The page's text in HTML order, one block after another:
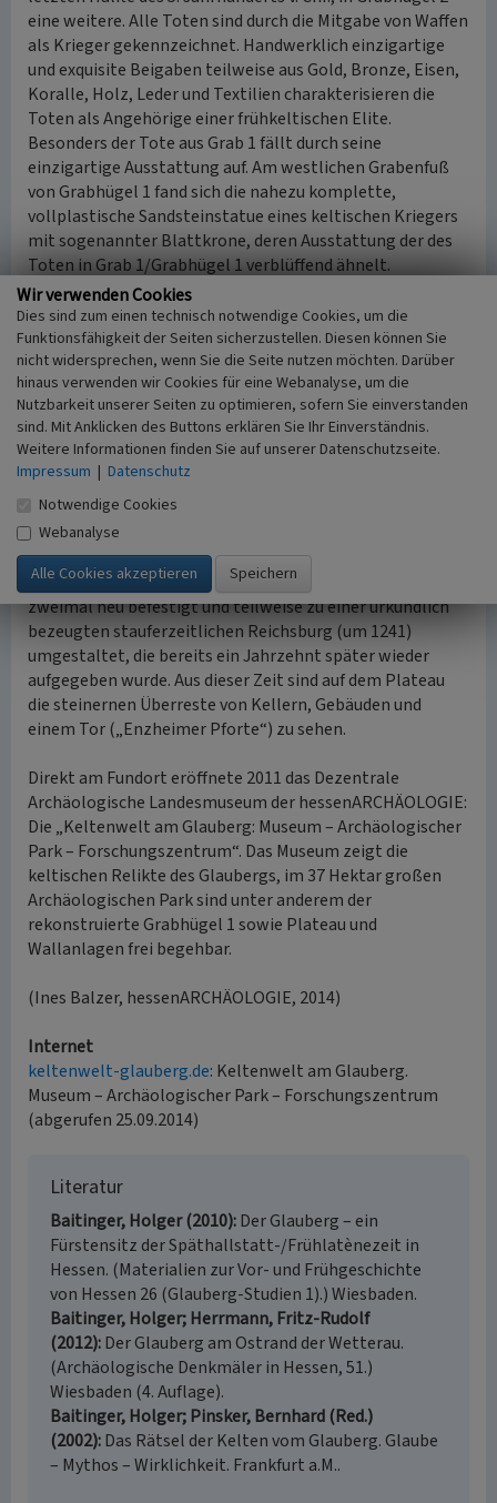
eine weitere. Alle Toten sind durch die Mitgabe von Waffen
als Krieger gekennzeichnet. Handwerklich einzigartige
und exquisite Beigaben teilweise aus Gold, Bronze, Eisen,
Koralle, Holz, Leder und Textilien charakterisieren die
Toten als Angehörige einer frühkeltischen Elite.
Besonders der Tote aus Grab 1 fällt durch seine
einzigartige Ausstattung auf. Am westlichen Grabenfuß
von Grabhügel 1 fand sich die nahezu komplette,
vollplastische Sandsteinstatue eines keltischen Kriegers
mit sogenannter Blattkrone, deren Ausstattung der des
Toten in Grab 1/Grabhügel 1 verblüffend ähnelt.
Fragmente von drei weiteren Statuen wurden ebenfalls in
diesem Bereich gefunden.
4. Nachrömische Zeit
Im 3./4. Jahrhundert v. Chr. scheint die keltische
Besiedlung auszulaufen. Erst wieder ab dem 4.
Jahrhundert n. Chr. sind vom außerhalb des Limes
liegenden Glauberg Siedlungsspuren bekannt.
Qualitätvolle Funde zeigen, dass der Glauberg im 4./5.
Jahrhundert vermutlich Sitz eines alamannischen
Kleinkönigs war. Funde aus dem 7./8. Jahrhundert
sprechen für eine erneute Besiedlung mit neuer
Befestigung. Im Hochmittelalter wurde der ganze Berg
zweimal neu befestigt und teilweise zu einer urkundlich
bezeugten stauferzeitlichen Reichsburg (um 1241)
umgestaltet, die bereits ein Jahrzehnt später wieder
aufgegeben wurde. Aus dieser Zeit sind auf dem Plateau
die steinernen Überreste von Kellern, Gebäuden und
einem Tor („Enzheimer Pforte“) zu sehen.
Direkt am Fundort eröffnete 2011 das Dezentrale
Archäologische Landesmuseum der hessenARCHÄOLOGIE:
Die „Keltenwelt am Glauberg: Museum – Archäologischer
Park – Forschungszentrum“. Das Museum zeigt die
keltischen Relikte des Glaubergs, im 37 Hektar großen
Archäologischen Park sind unter anderem der
rekonstruierte Grabhügel 1 sowie Plateau und
Wallanlagen frei begehbar.
(Ines Balzer, hessenARCHÄOLOGIE, 2014)
Internet
keltenwelt-glauberg.de: Keltenwelt am Glauberg.
Museum – Archäologischer Park – Forschungszentrum
(abgerufen 25.09.2014)
Literatur
Baitinger, Holger (2010) Der Glauberg – ein
Fürstensitz der Späthallstatt-/Frühlatènezeit in
Hessen. (Materialien zur Vor- und Frühgeschichte
von Hessen 26 (Glauberg-Studien 1).) Wiesbaden.
Baitinger, Holger; Herrmann, Fritz-Rudolf
(2012) Der Glauberg am Ostrand der Wetterau.
(Archäologische Denkmäler in Hessen, 51.)
Wiesbaden (4. Auflage).
Baitinger, Holger; Pinsker, Bernhard (Red.)
(2002) Das Rätsel der Kelten vom Glauberg. Glaube
– Mythos – Wirklichkeit. Frankfurt a.M..
Wir verwenden Cookies
Dies sind zum einen technisch notwendige Cookies, um die
Funktionsfähigkeit der Seiten sicherzustellen. Diesen können Sie
nicht widersprechen, wenn Sie die Seite nutzen möchten. Darüber
hinaus verwenden wir Cookies für eine Webanalyse, um die
Nutzbarkeit unserer Seiten zu optimieren, sofern Sie einverstanden
sind. Mit Anklicken des Buttons erklären Sie Ihr Einverständnis.
Weitere Informationen finden Sie auf unserer Datenschutzseite.
Impressum | Datenschutz
Notwendige Cookies
Webanalyse